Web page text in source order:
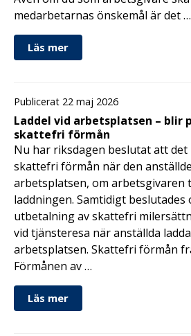
medarbetarnas önskemål är det …
Läs mer
Publicerat 22 maj 2026
Laddel vid arbetsplatsen – blir
skattefri förmån
Nu har riksdagen beslutat att
skattefri förmån när den
arbetsplatsen, om arbetsgivaren
laddningen. Samtidigt beslutades
utbetalning av skattefri
vid tjänsteresa när anställda
arbetsplatsen. Skattefri förmån
Förmånen av …
Läs mer